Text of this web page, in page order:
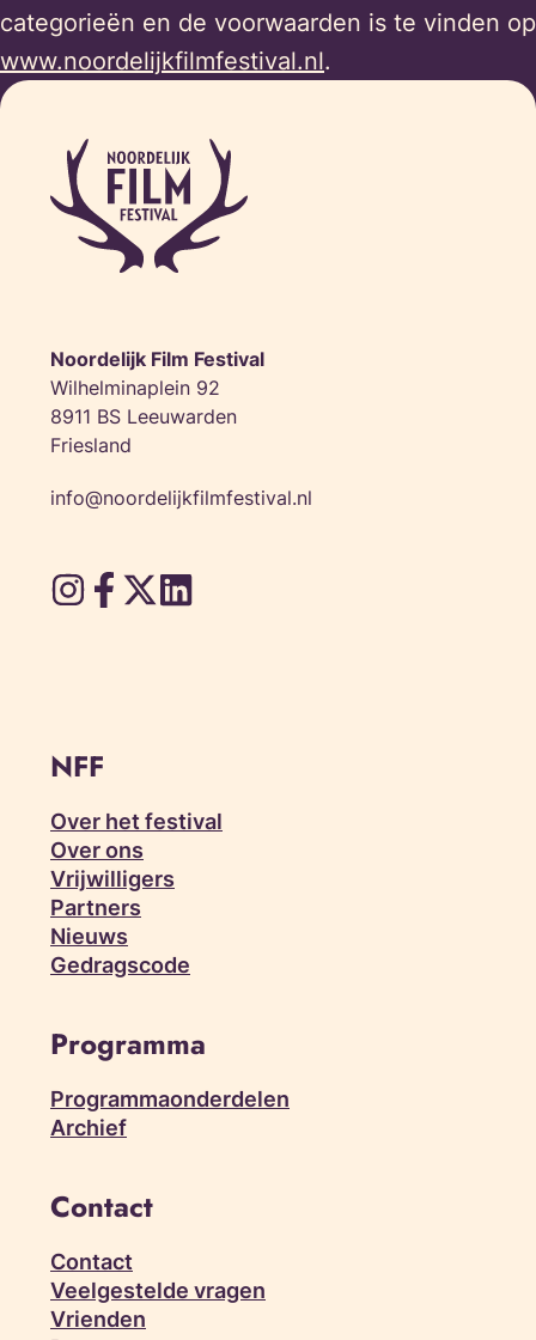
categorieën en de voorwaarden is te vinden op
www.noordelijkfilmfestival.nl.
Noordelijk Film Festival
Wilhelminaplein 92
8911 BS Leeuwarden
Friesland
info@noordelijkfilmfestival.nl
NFF
Over het festival
Over ons
Vrijwilligers
Partners
Nieuws
Gedragscode
Programma
Programmaonderdelen
Archief
Contact
Contact
Veelgestelde vragen
Vrienden